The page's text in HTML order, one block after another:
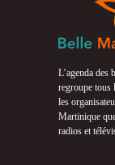
L’agenda des
regroupe tous
les
Martinique
radios et